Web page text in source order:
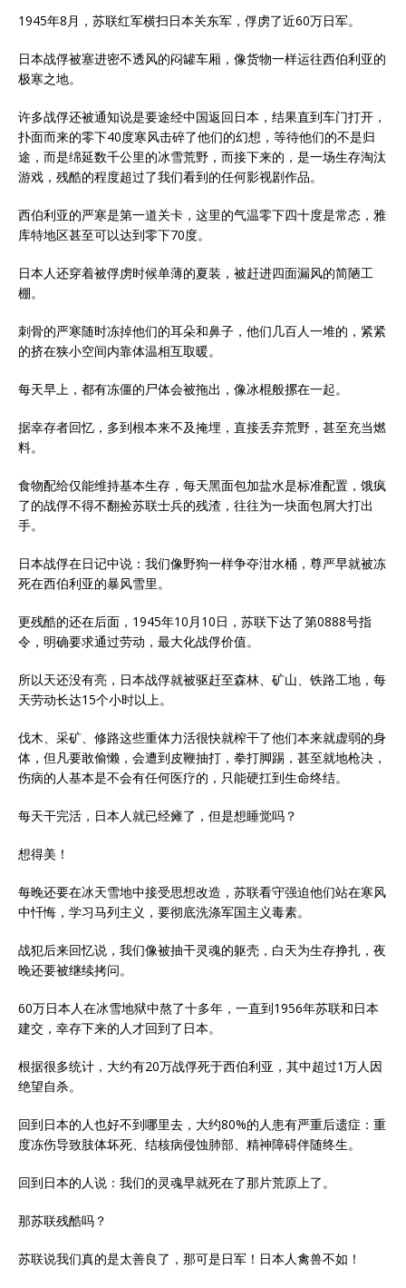
1945年8月，苏联红军横扫日本关东军，俘虏了近60万日军。
日本战俘被塞进密不透风的闷罐车厢，像货物一样运往西伯利亚的
极寒之地。
许多战俘还被通知说是要途经中国返回日本，结果直到车门打开，
扑面而来的零下40度寒风击碎了他们的幻想，等待他们的不是归
途，而是绵延数千公里的冰雪荒野，而接下来的，是一场生存淘汰
游戏，残酷的程度超过了我们看到的任何影视剧作品。
西伯利亚的严寒是第一道关卡，这里的气温零下四十度是常态，雅
库特地区甚至可以达到零下70度。
日本人还穿着被俘虏时候单薄的夏装，被赶进四面漏风的简陋工
棚。
刺骨的严寒随时冻掉他们的耳朵和鼻子，他们几百人一堆的，紧紧
的挤在狭小空间内靠体温相互取暖。
每天早上，都有冻僵的尸体会被拖出，像冰棍般摞在一起。
据幸存者回忆，多到根本来不及掩埋，直接丢弃荒野，甚至充当燃
料。
食物配给仅能维持基本生存，每天黑面包加盐水是标准配置，饿疯
了的战俘不得不翻捡苏联士兵的残渣，往往为一块面包屑大打出
手。
日本战俘在日记中说：我们像野狗一样争夺泔水桶，尊严早就被冻
死在西伯利亚的暴风雪里。
更残酷的还在后面，1945年10月10日，苏联下达了第0888号指
令，明确要求通过劳动，最大化战俘价值。
所以天还没有亮，日本战俘就被驱赶至森林、矿山、铁路工地，每
天劳动长达15个小时以上。
伐木、采矿、修路这些重体力活很快就榨干了他们本来就虚弱的身
体，但凡要敢偷懒，会遭到皮鞭抽打，拳打脚踢，甚至就地枪决，
伤病的人基本是不会有任何医疗的，只能硬扛到生命终结。
每天干完活，日本人就已经瘫了，但是想睡觉吗？
想得美！
每晚还要在冰天雪地中接受思想改造，苏联看守强迫他们站在寒风
中忏悔，学习马列主义，要彻底洗涤军国主义毒素。
战犯后来回忆说，我们像被抽干灵魂的躯壳，白天为生存挣扎，夜
晚还要被继续拷问。
60万日本人在冰雪地狱中熬了十多年，一直到1956年苏联和日本
建交，幸存下来的人才回到了日本。
根据很多统计，大约有20万战俘死于西伯利亚，其中超过1万人因
绝望自杀。
回到日本的人也好不到哪里去，大约80%的人患有严重后遗症：重
度冻伤导致肢体坏死、结核病侵蚀肺部、精神障碍伴随终生。
回到日本的人说：我们的灵魂早就死在了那片荒原上了。
那苏联残酷吗？
苏联说我们真的是太善良了，那可是日军！日本人禽兽不如！